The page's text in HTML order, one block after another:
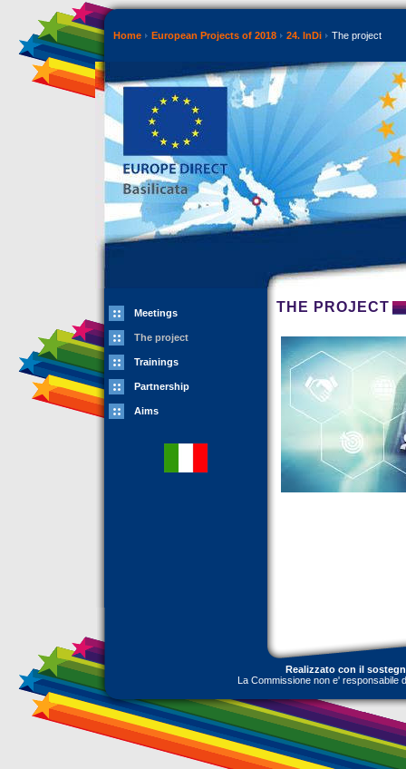
Home European Projects of 2018 24. InDi The project
Meetings
The project
Trainings
Partnership
Aims
THE PROJECT
Realizzato con il
La Commissione non e' responsabile